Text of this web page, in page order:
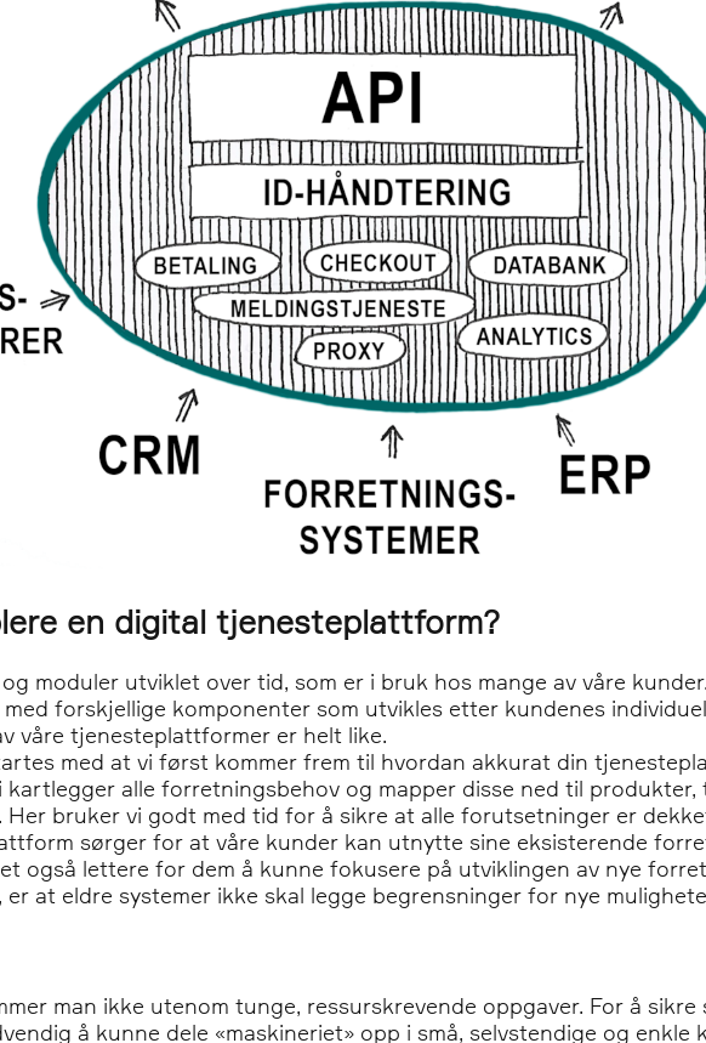
en digital tjenesteplattform?
moduler utviklet over tid, som er i bruk hos mange av våre
forskjellige komponenter som utvikles etter kundenes
våre tjenesteplattformer er helt like.
med at vi først kommer frem til hvordan akkurat din
kartlegger alle forretningsbehov og mapper disse ned til
bruker vi godt med tid for å sikre at alle forutsetninger er
sørger for at våre kunder kan utnytte sine eksisterende
også lettere for dem å kunne fokusere på utviklingen av nye
at eldre systemer ikke skal legge begrensninger for nye
man ikke utenom tunge, ressurskrevende oppgaver. For å
å kunne dele «maskineriet» opp i små, selvstendige og enkle